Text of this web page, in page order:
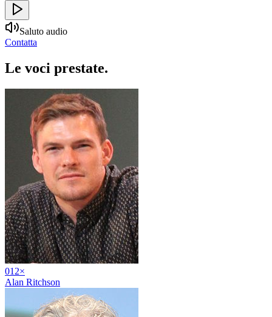
Saluto audio
Contatta
Le voci prestate.
01 2×
Alan Ritchson